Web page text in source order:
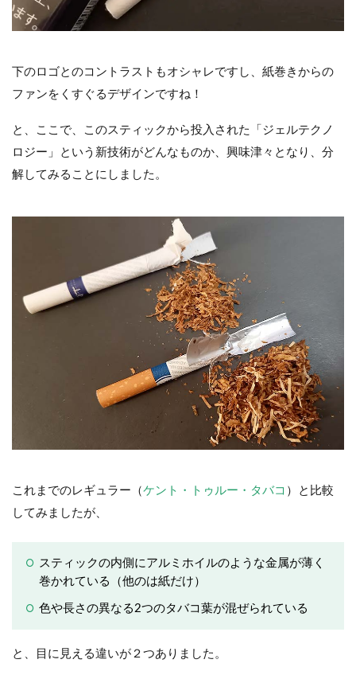
下のロゴとのコントラストもオシャレですし、紙巻きからの
ファンをくすぐるデザインですね！
と、ここで、このスティックから投入された「ジェルテクノ
ロジー」という新技術がどんなものか、興味津々となり、分
解してみることにしました。
これまでのレギュラー（ケント・トゥルー・タバコ ）と比較
してみましたが、
スティックの内側にアルミホイルのような金属が薄く
巻かれている（他のは紙だけ）
色や長さの異なる2つのタバコ葉が混ぜられている
と、目に見える違いが２つありました。